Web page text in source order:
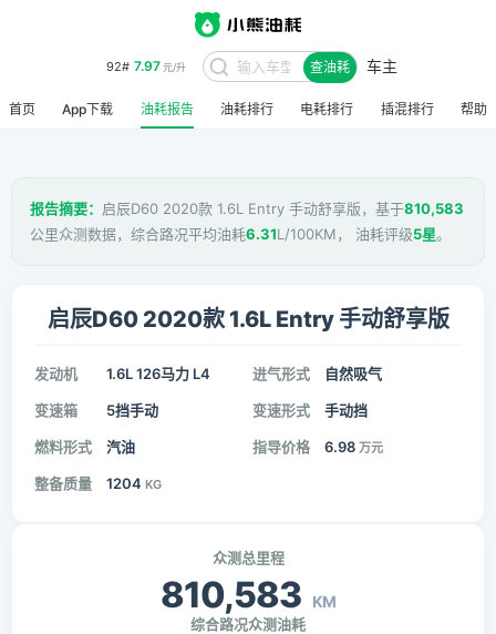
92# 7.97元/升 查油耗 车主
首页 App下载 油耗报告 油耗排行 电耗排行 插混排行 帮助
报告摘要： 启辰D60 2020款 1.6L Entry 手动舒享版，基于810,583
公里众测数据，综合路况平均油耗6.31L/100KM， 油耗评级5星。
启辰D60 2020款 1.6L Entry 手动舒享版
发动机 1.6L 126马力 L4 进气形式 自然吸气
变速箱 5挡手动 变速形式 手动挡
燃料形式 汽油 指导价格 6.98 万元
整备质量 1204 KG
众测总里程
810,583 KM
综合路况众测油耗